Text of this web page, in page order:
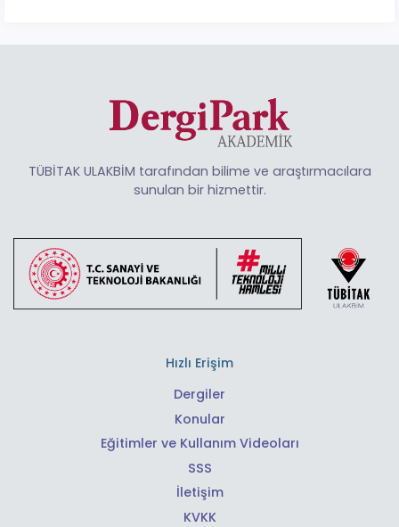
TÜBİTAK ULAKBİM tarafından bilime ve araştırmacılara
sunulan bir hizmettir.
Hızlı Erişim
Dergiler
Konular
Eğitimler ve Kullanım Videoları
SSS
İletişim
KVKK